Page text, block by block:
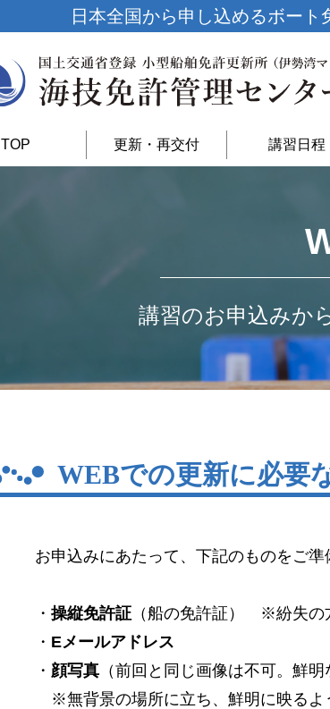
日本全国から申し込めるボート
TOP 更新・再交付 講習日程
講習のお申込みか
WEBでの更新に必要
お申込みにあたって、下記のものをご準
・ 操縦免許証 （船の免許証）
※紛失の
・ Eメールアドレス
・ 顔写真 （前回と同じ画像は不可。鮮明
※無背景の場所に立ち、鮮明に映るよ